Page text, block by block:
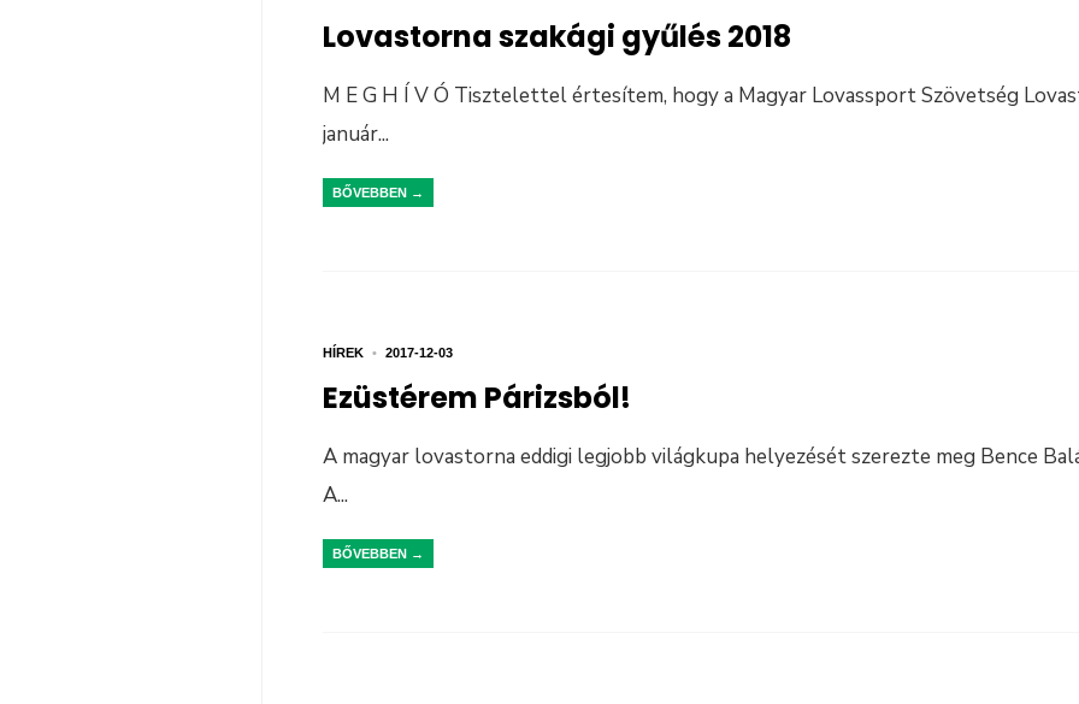
Lovastorna szakági gyűlés 2018
M E G H Í V Ó Tisztelettel értesítem, hogy a Magyar Lovassport Szövetség
január...
BŐVEBBEN →
HÍREK • 2017-12-03
Ezüstérem Párizsból!
A magyar lovastorna eddigi legjobb világkupa helyezését szerezte meg Bence
A...
BŐVEBBEN →